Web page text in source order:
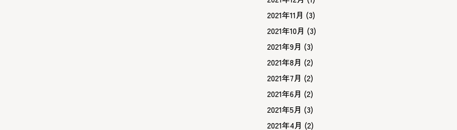
2021年11月 (3)
2021年10月 (3)
2021年9月 (3)
2021年8月 (2)
2021年7月 (2)
2021年6月 (2)
2021年5月 (3)
2021年4月 (2)